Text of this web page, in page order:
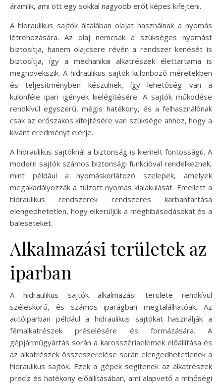
áramlik, ami ott egy sokkal nagyobb erőt képes kifejteni.
A hidraulikus sajtók általában olajat használnak a nyomás
létrehozására. Az olaj nemcsak a szükséges nyomást
biztosítja, hanem olajcsere révén a rendszer kenését is
biztosítja, így a mechanikai alkatrészek élettartama is
megnövekszik. A hidraulikus sajtók különböző méretekben
és teljesítményben készülnek, így lehetőség van a
különféle ipari igények kielégítésére. A sajtók működése
rendkívül egyszerű, mégis hatékony, és a felhasználónak
csak az erőszakos kifejtésére van szüksége ahhoz, hogy a
kívánt eredményt elérje.
A hidraulikus sajtóknál a biztonság is kiemelt fontosságú. A
modern sajtók számos biztonsági funkcióval rendelkeznek,
mint például a nyomáskorlátozó szelepek, amelyek
megakadályozzák a túlzott nyomás kialakulását. Emellett a
hidraulikus rendszerek rendszeres karbantartása
elengedhetetlen, hogy elkerüljük a meghibásodásokat és a
baleseteket.
Alkalmazási területek az
iparban
A hidraulikus sajtók alkalmazási területe rendkívül
széleskörű, és számos iparágban megtalálhatóak. Az
autóiparban például a hidraulikus sajtókat használják a
fémalkatrészek préselésére és formázására. A
gépjárműgyártás során a karosszériaelemek előállítása és
az alkatrészek összeszerelése során elengedhetetlenek a
hidraulikus sajtók. Ezek a gépek segítenek az alkatrészek
precíz és hatékony előállításában, ami alapvető a minőségi